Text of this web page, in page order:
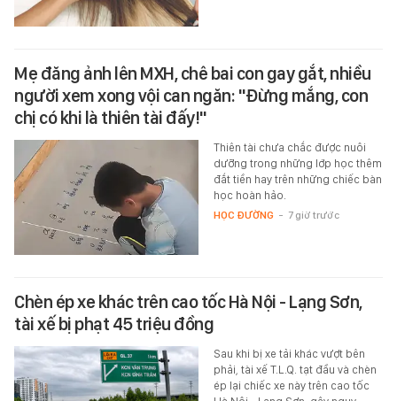
Mẹ đăng ảnh lên MXH, chê bai con gay gắt, nhiều
người xem xong vội can ngăn: "Đừng mắng, con
chị có khi là thiên tài đấy!"
Thiên tài chưa chắc được nuôi
dưỡng trong những lớp học thêm
đắt tiền hay trên những chiếc bàn
học hoàn hảo.
HỌC ĐƯỜNG - 7 giờ trước
Chèn ép xe khác trên cao tốc Hà Nội - Lạng Sơn,
tài xế bị phạt 45 triệu đồng
Sau khi bị xe tải khác vượt bên
phải, tài xế T.L.Q. tạt đầu và chèn
ép lại chiếc xe này trên cao tốc